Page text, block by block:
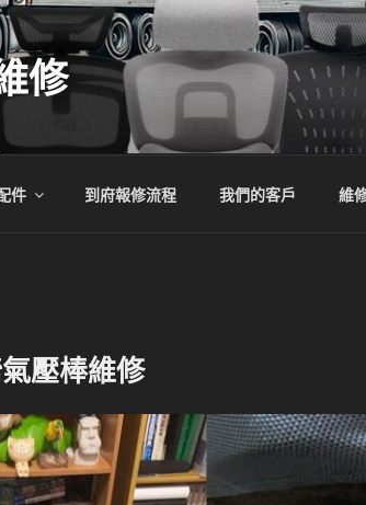
修
件 到府報修流程 我們的客戶 維
壓棒維修